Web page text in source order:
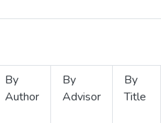
By
Author
By
Advisor
By
Title